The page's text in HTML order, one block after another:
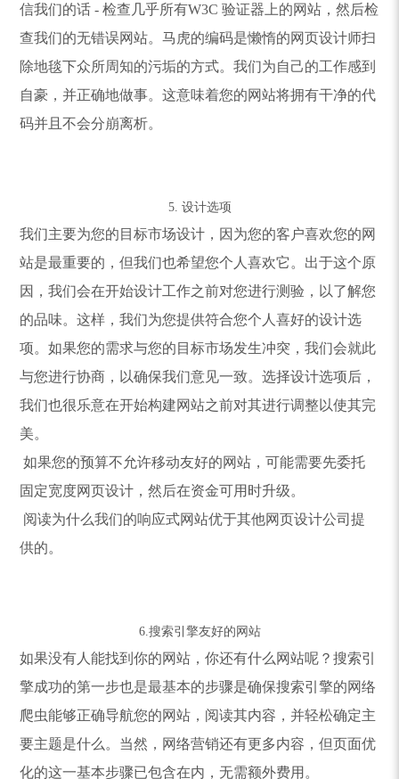
信我们的话 - 检查几乎所有W3C 验证器上的网站，然后检
查我们的无错误网站。马虎的编码是懒惰的网页设计师扫
除地毯下众所周知的污垢的方式。我们为自己的工作感到
自豪，并正确地做事。这意味着您的网站将拥有干净的代
码并且不会分崩离析。
5. 设计选项
我们主要为您的目标市场设计，因为您的客户喜欢您的网
站是最重要的，但我们也希望您个人喜欢它。出于这个原
因，我们会在开始设计工作之前对您进行测验，以了解您
的品味。这样，我们为您提供符合您个人喜好的设计选
项。如果您的需求与您的目标市场发生冲突，我们会就此
与您进行协商，以确保我们意见一致。选择设计选项后，
我们也很乐意在开始构建网站之前对其进行调整以使其完
美。
如果您的预算不允许移动友好的网站，可能需要先委托
固定宽度网页设计，然后在资金可用时升级。
阅读为什么我们的响应式网站优于其他网页设计公司提
供的。
6.搜索引擎友好的网站
如果没有人能找到你的网站，你还有什么网站呢？搜索引
擎成功的第一步也是最基本的步骤是确保搜索引擎的网络
爬虫能够正确导航您的网站，阅读其内容，并轻松确定主
要主题是什么。当然，网络营销还有更多内容，但页面优
化的这一基本步骤已包含在内，无需额外费用。